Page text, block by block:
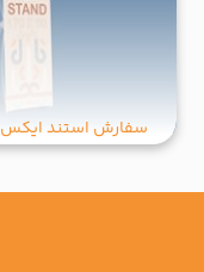
سفارش استند ایکس 60 در 170 با بنر